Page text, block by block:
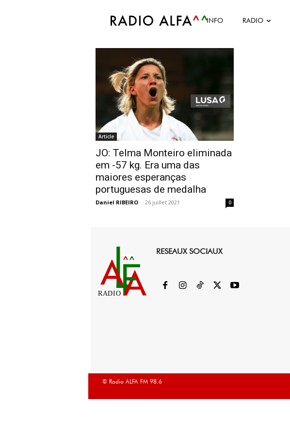
INFO RADIO
Accueil Tags Telma Monteiro Tóquio
Tag: Telma Monteiro Tóquio
Article
JO: Telma Monteiro eliminada
em -57 kg. Era uma das
maiores esperanças
portuguesas de medalha
Daniel RIBEIRO - 26 juillet 2021 0
RADIO
RESEAUX SOCIAUX
© Radio ALFA FM 98.6